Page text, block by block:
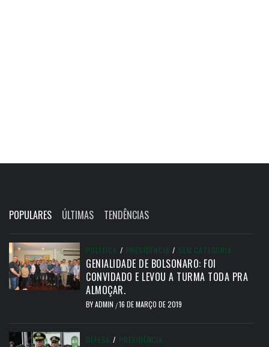
POPULARES ÚLTIMAS TENDÊNCIAS
POLÍTICA / PRESIDÊNCIA / SEM CATEGORIA
GENIALIDADE DE BOLSONARO: FOI
CONVIDADO E LEVOU A TURMA TODA PRA
ALMOÇAR.
BYADMIN /16 DE MARÇO DE 2019
DEFESA / PRESIDÊNCIA